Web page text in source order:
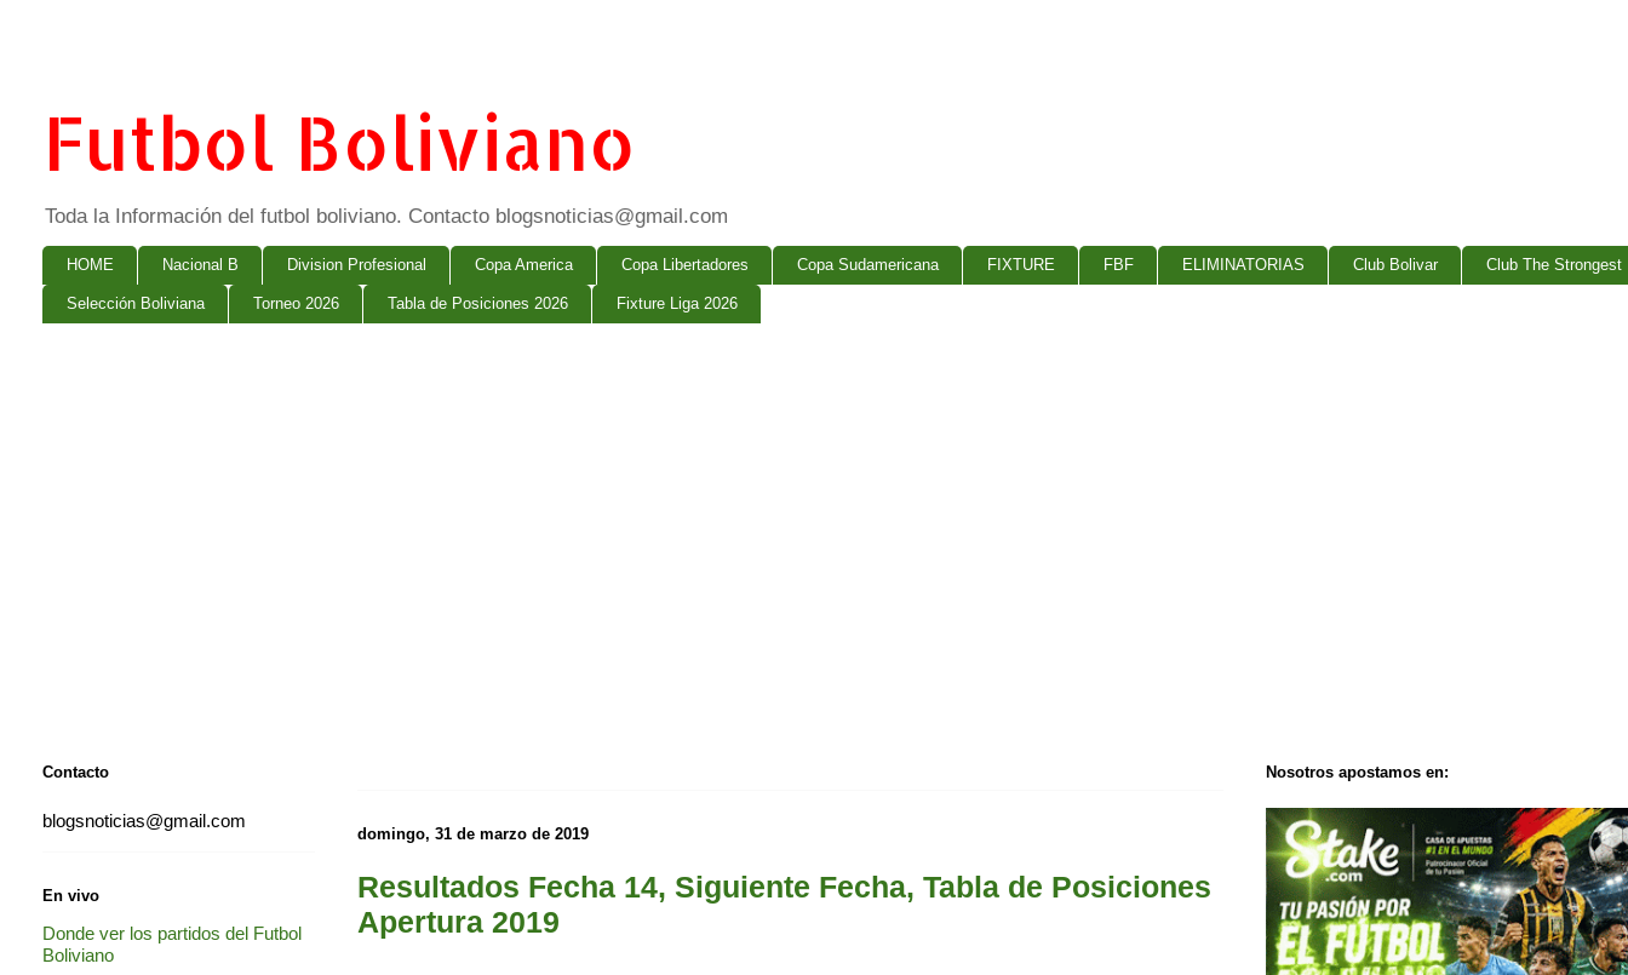
Futbol Boliviano
Toda la Información del futbol boliviano. Contacto blogsnoticias@gmail.com
HOME Nacional B Division Profesional Copa America Copa Libertadores Copa Sudamericana FIXTURE FBF ELIMINATORIAS Club Bolivar Club The Strongest
Selección Boliviana Torneo 2026 Tabla de Posiciones 2026 Fixture Liga 2026
domingo, 31 de marzo de 2019
Resultados Fecha 14, Siguiente Fecha, Tabla de Posiciones
Apertura 2019
Contacto
blogsnoticias@gmail.com
En vivo
Donde ver los partidos del Futbol
Boliviano
Nosotros apostamos en: